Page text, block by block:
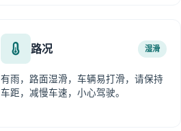
路况 湿滑
有雨，路面湿滑，车辆易打滑，请保持
车距，减慢车速，小心驾驶。